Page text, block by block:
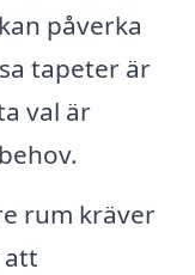
påverka
tapeter är
val är
rum kräver
att